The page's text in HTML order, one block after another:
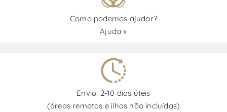
Como podemos ajudar?
Ajuda »
Envio: 2-10 dias úteis
(áreas remotas e ilhas não incluídas)